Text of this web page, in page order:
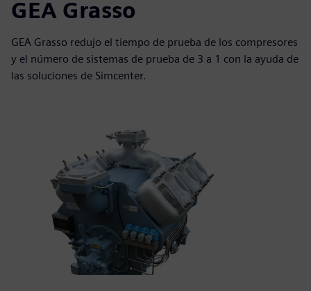
GEA Grasso
GEA Grasso redujo el tiempo de prueba de los compresores
y el número de sistemas de prueba de 3 a 1 con la ayuda de
las soluciones de Simcenter.